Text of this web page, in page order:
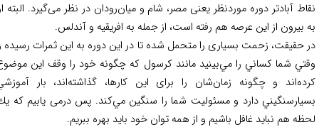
آبادتر دوره موردنظر یعنی مصر، شام و میان‌رودان در نظر می‌گیرد. البته او
بيرون از اين عرصه هم رفته است، از جمله به افريقيه و آندلس.
حقیقت، زحمت بسیاری را متحمل شده تا در این دوره به این ثمرات رسیده و
شما كساني را مي‌بينيد مانند كرسول كه چگونه خود را وقف این موضوع
و چگونه زمان‌شان را برای اين كارها، گذاشته‌اند، بار آموزشي
دارد و مسئوليت شما را سنگين مي‌كند. پس درمی یابیم که يك
هم نبايد غافل باشيم و از همه توان خود باید بهره ببریم.